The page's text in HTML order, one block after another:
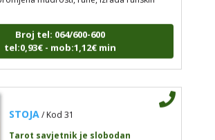
Broj tel: 064/600-600
tel:0,93€ - mob:1,12€ min
STOJA / Kod 31
Tarot savjetnik je slobodan